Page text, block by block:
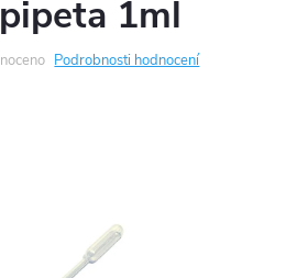
1ml
Podrobnosti hodnocení